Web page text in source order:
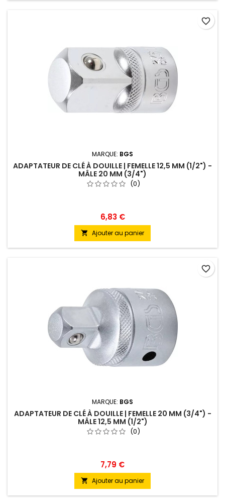
MARQUE: BGS
ADAPTATEUR DE CLÉ À DOUILLE | FEMELLE 12,5 MM (1/2") -
MÂLE 20 MM (3/4")
(0)
6,83 €
 Ajouter au panier
favorite_border
MARQUE: BGS
ADAPTATEUR DE CLÉ À DOUILLE | FEMELLE 20 MM (3/4") -
MÂLE 12,5 MM (1/2")
(0)
7,79 €
 Ajouter au panier
favorite_border